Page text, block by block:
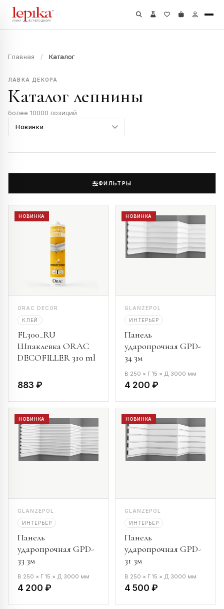
Главная / Каталог
ЛАВКА ДЕКОРА
Каталог лепнины
более 10000 позиций
ФИЛЬТРЫ
НОВИНКА
ORAC DECOR
КЛЕЙ
FL300_RU
Шпаклевка ORAC
DECOFILLER 310 ml
883 ₽
НОВИНКА
GLANZEPOL
ИНТЕРЬЕР
Панель
ударопрочная GPD-
34 3м
В 250 × Г 15 × Д 3000 мм
4 200 ₽
НОВИНКА
GLANZEPOL
ИНТЕРЬЕР
Панель
ударопрочная GPD-
33 3м
В 250 × Г 15 × Д 3000 мм
4 200 ₽
НОВИНКА
GLANZEPOL
ИНТЕРЬЕР
Панель
ударопрочная GPD-
31 3м
В 250 × Г 15 × Д 3000 мм
4 500 ₽